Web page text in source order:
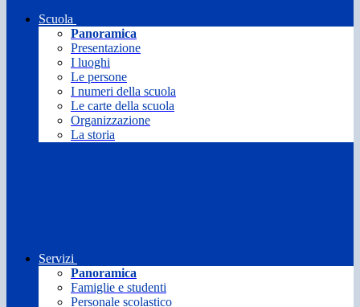
Scuola
Panoramica
Presentazione
I luoghi
Le persone
I numeri della scuola
Le carte della scuola
Organizzazione
La storia
Servizi
Panoramica
Famiglie e studenti
Personale scolastico